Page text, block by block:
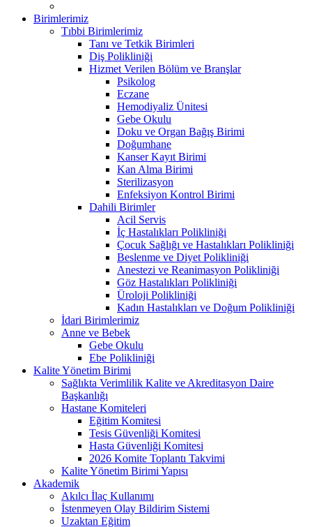
Birimlerimiz
Tıbbi Birimlerimiz
Tanı ve Tetkik Birimleri
Diş Polikliniği
Hizmet Verilen Bölüm ve Branşlar
Psikolog
Eczane
Hemodiyaliz Ünitesi
Gebe Okulu
Doku ve Organ Bağış Birimi
Doğumhane
Kanser Kayıt Birimi
Kan Alma Birimi
Sterilizasyon
Enfeksiyon Kontrol Birimi
Dahili Birimler
Acil Servis
İç Hastalıkları Polikliniği
Çocuk Sağlığı ve Hastalıkları Polikliniği
Beslenme ve Diyet Polikliniği
Anestezi ve Reanimasyon Polikliniği
Göz Hastalıkları Polikliniği
Üroloji Polikliniği
Kadın Hastalıkları ve Doğum Polikliniği
İdari Birimlerimiz
Anne ve Bebek
Gebe Okulu
Ebe Polikliniği
Kalite Yönetim Birimi
Sağlıkta Verimlilik Kalite ve Akreditasyon Daire
Başkanlığı
Hastane Komiteleri
Eğitim Komitesi
Tesis Güvenliği Komitesi
Hasta Güvenliği Komitesi
2026 Komite Toplantı Takvimi
Kalite Yönetim Birimi Yapısı
Akademik
Akılcı İlaç Kullanımı
İstenmeyen Olay Bildirim Sistemi
Uzaktan Eğitim